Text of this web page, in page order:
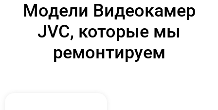
Модели Видеокамер
JVC, которые мы
ремонтируем